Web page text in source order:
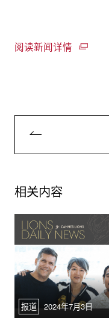
阅读新闻详情
相关内容
报道 2024年7月3日